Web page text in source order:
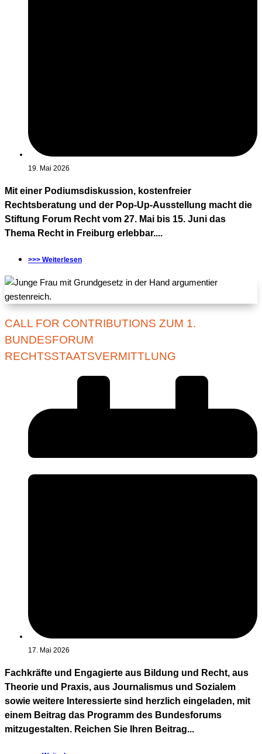
19. Mai 2026
Mit einer Podiumsdiskussion, kostenfreier
Rechtsberatung und der Pop-Up-Ausstellung macht die
Stiftung Forum Recht vom 27. Mai bis 15. Juni das
Thema Recht in Freiburg erlebbar....
>>> Weiterlesen
CALL FOR CONTRIBUTIONS ZUM 1.
BUNDESFORUM
RECHTSSTAATSVERMITTLUNG
17. Mai 2026
Fachkräfte und Engagierte aus Bildung und Recht, aus
Theorie und Praxis, aus Journalismus und Sozialem
sowie weitere Interessierte sind herzlich eingeladen, mit
einem Beitrag das Programm des Bundesforums
mitzugestalten. Reichen Sie Ihren Beitrag...